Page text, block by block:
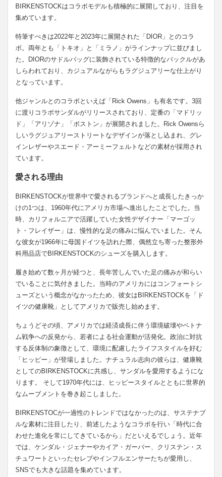
BIRKENSTOCKはコラボモデルも積極的に展開しており、注目を
集めています。
特筆すべきは2022年と2023年に展開された「DIOR」とのコラ
ボ。両年とも「トキオ」と「ミラノ」がラインナップに並びまし
た。DIORのサドルバッグに装飾されている特徴的なバックルがあ
しらわれており、カジュアルながらもラグジュアリーな仕上がり
となっています。
他ジャンルとのコラボといえば「Rick Owens」も有名です。3回
に渡りコラボサンダルがリリースされており、定番の「マドリッ
ド」「アリゾナ」「ボストン」が展開されました。Rick Owensら
しいラグジュアリーストリートなデザインが落とし込まれ、グレ
インレザーやスエード・アーミーフェルトなどの素材が採用され
ています。
愛される理由
BIRKENSTOCKが世界中で愛されるブランドへと成長したきっか
けの1つは、1960年代にアメリカ市場へ進出したことでした。当
時、カリフォルニアで活躍していた女性デザイナー「マーゴッ
ト・フレイザー」は、慢性的な足の痛みに悩んでいました。そん
な彼女が1966年に母国ドイツを訪れた際、偶然立ち寄った整形外
科用品店でBIRKENSTOCKのシューズを購入します。
履き始めて数ヶ月が経つと、長年苦しんでいた足の痛みが和らい
でいることに気付きました。当時のアメリカにはコンフォートシ
ューズという概念がなかったため、彼女はBIRKENSTOCKを「ド
イツの健康靴」としてアメリカで販売し始めます。
ちょうどその頃、アメリカでは経済成長に伴う環境破壊やベトナ
ム戦争への反発から、若者による社会運動が活発化。政治に対抗
する反体制の象徴として、環境に配慮したライフスタイルを好む
「ヒッピー」が登場しました。ナチュラル志向の彼らは、健康靴
としてのBIRKENSTOCKに共感し、サンダルを愛用するようにな
ります。 そして1970年代には、ヒッピースタイルとともに世界的
なムーブメントを巻き起こしました。
BIRKENSTOCが一過性のトレンドではなかったのは、サステナブ
ルな素材に注目したり、前述したようなコラボを行い「時代に合
わせた進化を常にしてきているから」だといえるでしょう。近年
では、ケンダル・ジェナーやカイア・ガーバー、クリステン・ス
チュワートといったセレブやインフルエンサーたちが愛用し、
SNSでも大きな話題を集めています。